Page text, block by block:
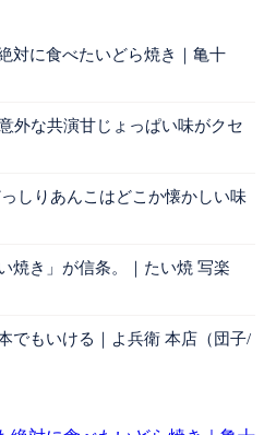
対に食べたいどら焼き｜亀十
外な共演甘じょっぱい味がクセ
しりあんこはどこか懐かしい味
焼き」が信条。｜たい焼 写楽
でもいける｜よ兵衛 本店（団子/